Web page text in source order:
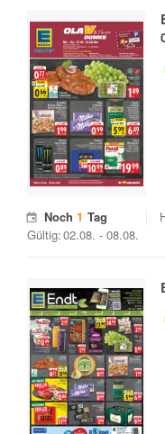
Noch 1 Tag
Gültig:02.08. - 08.08.